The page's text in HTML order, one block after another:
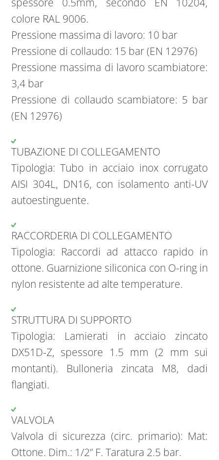
colore RAL 9006.
Pressione massima di lavoro: 10 bar
Pressione di collaudo: 15 bar (EN 12976)
Pressione massima di lavoro scambiatore:
3,4 bar
Pressione di collaudo scambiatore: 5 bar
(EN 12976)
TUBAZIONE DI COLLEGAMENTO
Tipologia: Tubo in acciaio inox corrugato
AISI 304L, DN16, con isolamento anti-UV
autoestinguente.
RACCORDERIA DI COLLEGAMENTO
Tipologia: Raccordi ad attacco rapido in
ottone. Guarnizione siliconica con O-ring in
nylon resistente ad alte temperature.
STRUTTURA DI SUPPORTO
Tipologia: Lamierati in acciaio zincato
DX51D-Z, spessore 1.5 mm (2 mm sui
montanti). Bulloneria zincata M8, dadi
flangiati.
VALVOLA
Valvola di sicurezza (circ. primario): Mat:
Ottone. Dim.: 1/2” F. Taratura 2.5 bar.